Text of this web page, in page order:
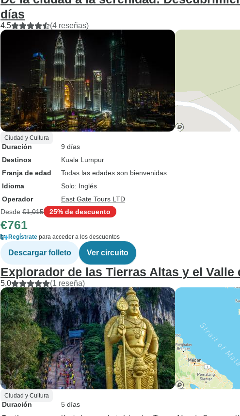
días
4.5 (4 reseñas)
Ciudad y Cultura
Duración
9 días
Destinos
Kuala Lumpur
Franja de edad
Todas las edades son bienvenidas
Idioma
Solo: Inglés
Operador
East Gate Tours LTD
Desde €1,015 25% de descuento
€761
Regístrate para acceder a los descuentos
Descargar folleto Ver circuito
Explorador de las Tierras Altas y el Valle
5.0 (1 reseña)
Ciudad y Cultura
Duración
5 días